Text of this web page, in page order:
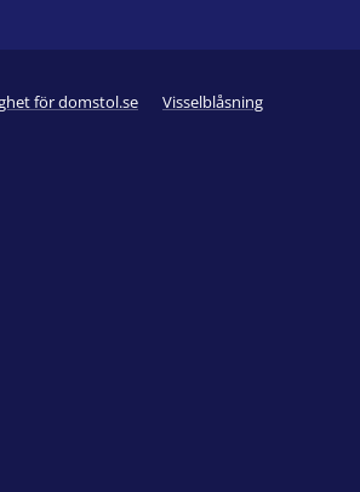
för domstol.se Visselblåsning